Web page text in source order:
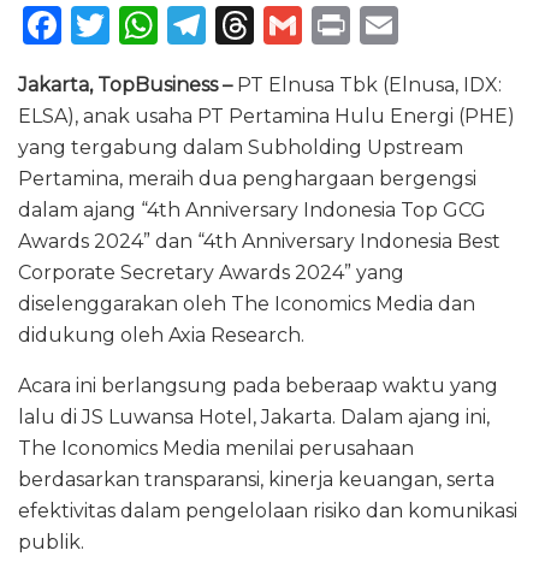
F
c
e
b
o
o
k
T
w
it
te
r
W
h
a
ts
A
p
p
T
e
g
ra
m
T
re
a
d
s
G
ai
l
P
ri
n
t
m
ai
l
Jakarta, TopBusiness –PT Elnusa Tbk (Elnusa, IDX:
ELSA), anak usaha PT Pertamina Hulu Energi (PHE)
yang tergabung dalam Subholding Upstream
Pertamina, meraih dua penghargaan bergengsi
dalam ajang “4th Anniversary Indonesia Top GCG
Awards 2024” dan “4th Anniversary Indonesia Best
Corporate Secretary Awards 2024” yang
diselenggarakan oleh The Iconomics Media dan
didukung oleh Axia Research.
Acara ini berlangsung pada beberaap waktu yang
lalu di JS Luwansa Hotel, Jakarta. Dalam ajang ini,
The Iconomics Media menilai perusahaan
berdasarkan transparansi, kinerja keuangan, serta
efektivitas dalam pengelolaan risiko dan komunikasi
publik.